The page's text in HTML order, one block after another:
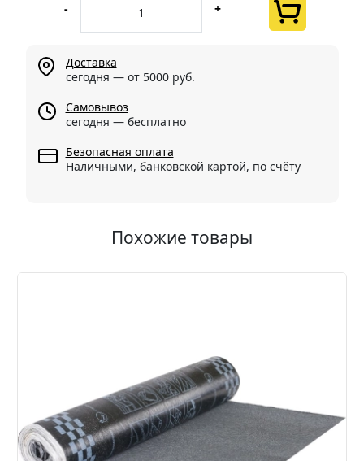
- +
Доставка
сегодня — от 5000 руб.
Самовывоз
сегодня — бесплатно
Безопасная оплата
Наличными, банковской картой, по счёту
Похожие товары